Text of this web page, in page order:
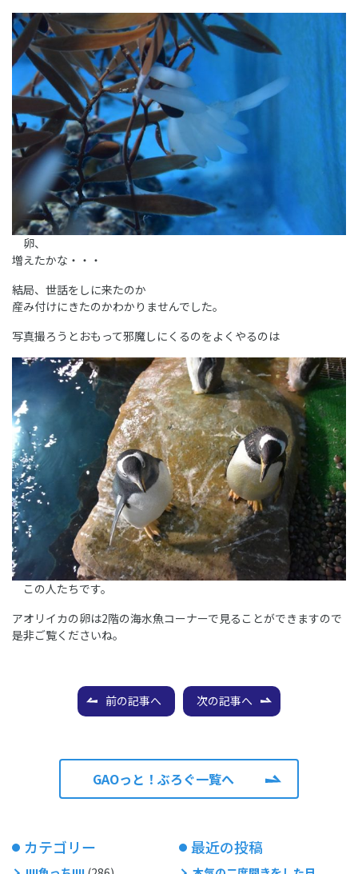
卵、
増えたかな・・・
結局、世話をしに来たのか
産み付けにきたのかわかりませんでした。
写真撮ろうとおもって邪魔しにくるのをよくやるのは
この人たちです。
アオリイカの卵は2階の海水魚コーナーで見ることができますので
是非ご覧くださいね。
前の記事へ 次の記事へ
GAOっと！ぶろぐ一覧へ
カテゴリー 最近の投稿